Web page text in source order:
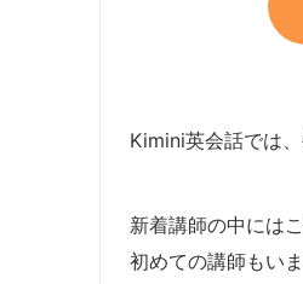
Kimini英会話では
新着講師の中には
初めての講師もい